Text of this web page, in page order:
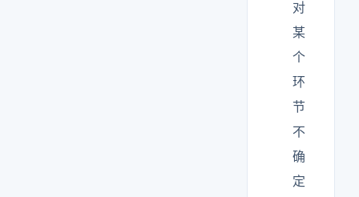
对
某
个
环
节
不
确
定